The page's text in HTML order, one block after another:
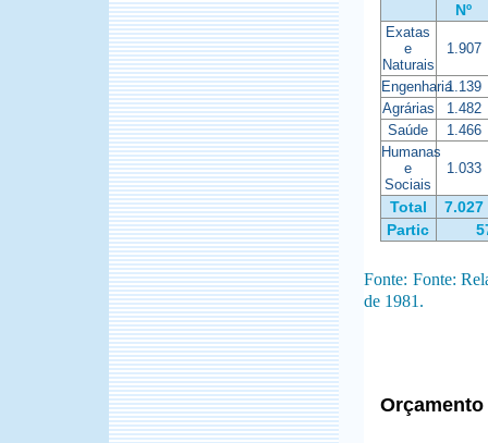
Nº
Exatas
e
Naturais
1.907
Engenharia1.139
Agrárias
1.482
Saúde
1.466
Humanas
e
Sociais
1.033
Total
7.027
Partic
Fonte: Fonte:
de 1981.
Orçamento